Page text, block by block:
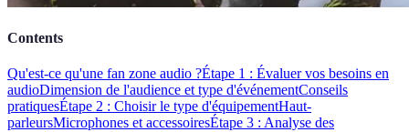
Contents
Qu'est-ce qu'une fan zone audio ?Étape 1 : Évaluer vos besoins en
audioDimension de l'audience et type d'événementConseils
pratiquesÉtape 2 : Choisir le type d'équipementHaut-
parleursMicrophones et accessoiresÉtape 3 : Analyse des